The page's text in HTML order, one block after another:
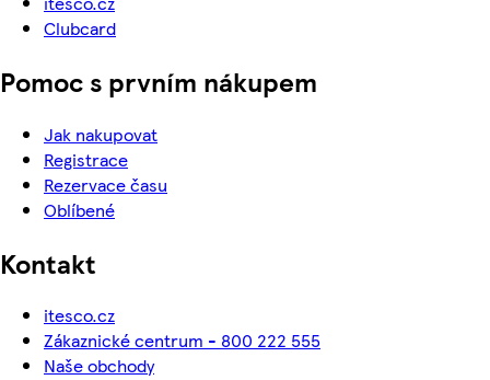
Clubcard
Pomoc s prvním nákupem
Jak nakupovat
Registrace
Rezervace času
Oblíbené
Kontakt
itesco.cz
Zákaznické centrum - 800 222 555
Naše obchody